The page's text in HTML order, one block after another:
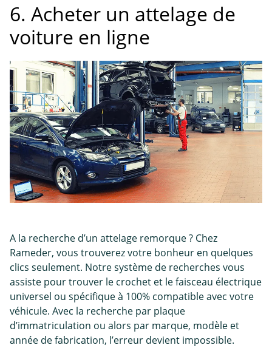
6. Acheter un attelage de
voiture en ligne
A la recherche d’un attelage remorque ? Chez
Rameder, vous trouverez votre bonheur en quelques
clics seulement. Notre système de recherches vous
assiste pour trouver le crochet et le faisceau électrique
universel ou spécifique à 100% compatible avec votre
véhicule. Avec la recherche par plaque
d’immatriculation ou alors par marque, modèle et
année de fabrication, l’erreur devient impossible.